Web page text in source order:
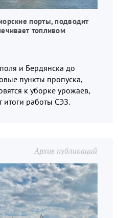
порты, подводит
топливом
и Бердянска до
пункты пропуска,
к уборке урожаев,
работы СЭЗ.
Архив публикаций